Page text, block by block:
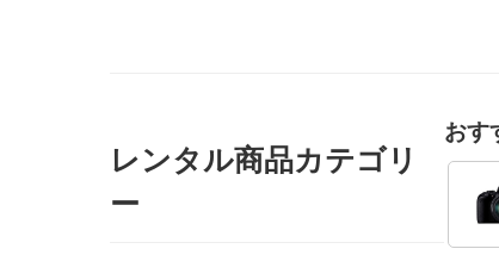
おす
レンタル商品カテゴリ
ー